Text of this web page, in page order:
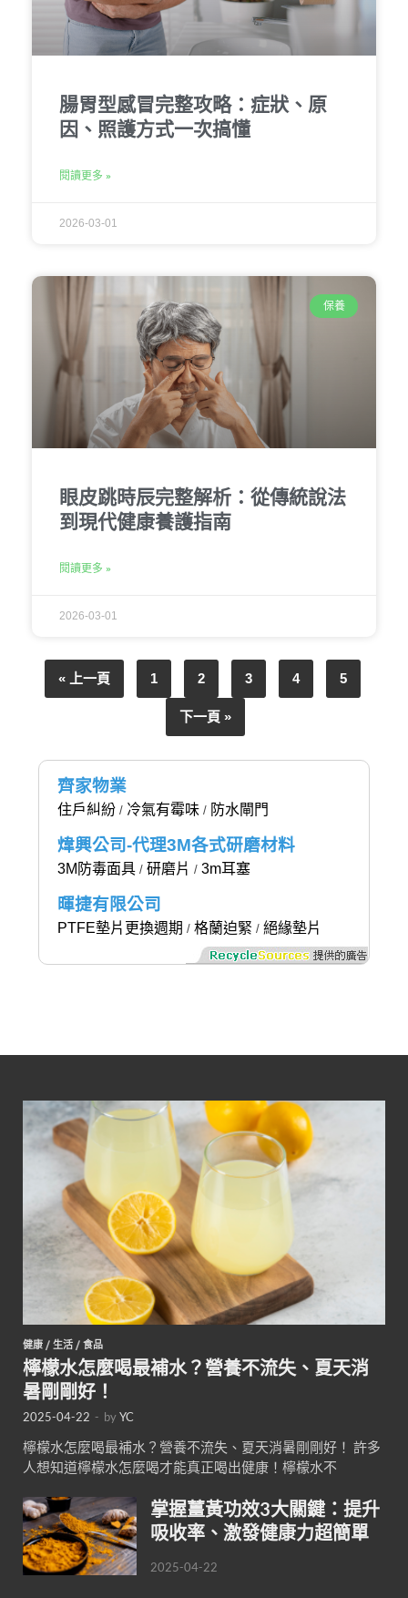
腸胃型感冒完整攻略：症狀、原
因、照護方式一次搞懂
閱讀更多 »
2026-03-01
保養
眼皮跳時辰完整解析：從傳統說法
到現代健康養護指南
閱讀更多 »
2026-03-01
« 上一頁 1 2 3 4 5
下一頁 »
齊家物業
住戶糾紛/ 冷氣有霉味/ 防水閘門
煒興公司-代理3M各式研磨材料
3M防毒面具/ 研磨片 / 3m耳塞
暉捷有限公司
PTFE墊片更換週期 / 格蘭迫緊 / 絕緣墊片
健康 / 生活 / 食品
檸檬水怎麼喝最補水？營養不流失、夏天消
暑剛剛好！
2025-04-22 - byYC
檸檬水怎麼喝最補水？營養不流失、夏天消暑剛剛好！ 許多
人想知道檸檬水怎麼喝才能真正喝出健康！檸檬水不
掌握薑黃功效3大關鍵：提升
吸收率、激發健康力超簡單
2025-04-22